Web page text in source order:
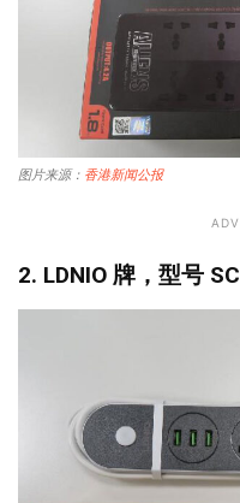
图片来源： 香港新闻公报
2. LDNIO 牌，型号